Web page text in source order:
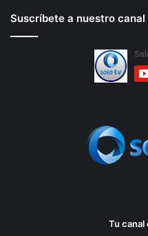
Suscríbete a nuestro canal
Tu canal